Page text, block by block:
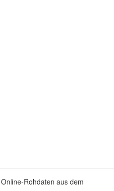
Rohdaten aus dem